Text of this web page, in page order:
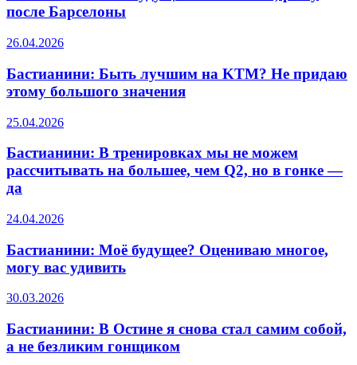
после Барселоны
26.04.2026
Бастианини: Быть лучшим на KTM? Не придаю
этому большого значения
25.04.2026
Бастианини: В тренировках мы не можем
рассчитывать на большее, чем Q2, но в гонке —
да
24.04.2026
Бастианини: Моё будущее? Оцениваю многое,
могу вас удивить
30.03.2026
Бастианини: В Остине я снова стал самим собой,
а не безликим гонщиком